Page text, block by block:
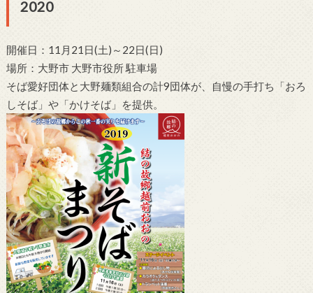
2020
開催日：11月21日(土)～22日(日)
場所：大野市 大野市役所 駐車場
そば愛好団体と大野麺類組合の計9団体が、自慢の手打ち「おろ
しそば」や「かけそば」を提供。